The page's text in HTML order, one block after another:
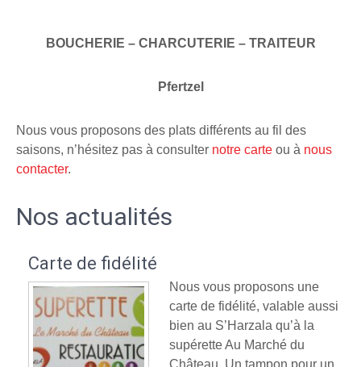
BOUCHERIE – CHARCUTERIE – TRAITEUR
Pfertzel
Nous vous proposons des plats différents au fil des
saisons, n’hésitez pas à consulter notre carte ou à nous
contacter.
Nos actualités
Carte de fidélité
Nous vous proposons une
carte de fidélité, valable aussi
bien au S’Harzala qu’à la
supérette Au Marché du
Château. Un tampon pour un